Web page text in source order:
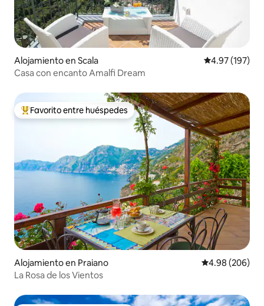
Alojamiento en Scala Calificación
4.97 (197)
Casa con encanto Amalfi Dream
Favorito entre huéspedes preferido
Favorito entre huéspedes
Alojamiento en Praiano Calificación
4.98 (206)
La Rosa de los Vientos